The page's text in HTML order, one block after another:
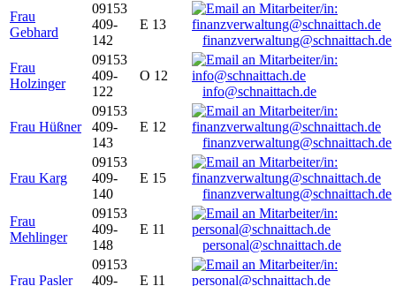
Frau
Gebhard
09153
409-
142
E 13
finanzverwaltung@schnaittach.de
Frau
Holzinger
09153
409-
122
O 12
info@schnaittach.de
Frau Hüßner
09153
409-
143
E 12
finanzverwaltung@schnaittach.de
Frau Karg
09153
409-
140
E 15
finanzverwaltung@schnaittach.de
Frau
Mehlinger
09153
409-
148
E 11
personal@schnaittach.de
Frau Pasler
09153
409-
E 11